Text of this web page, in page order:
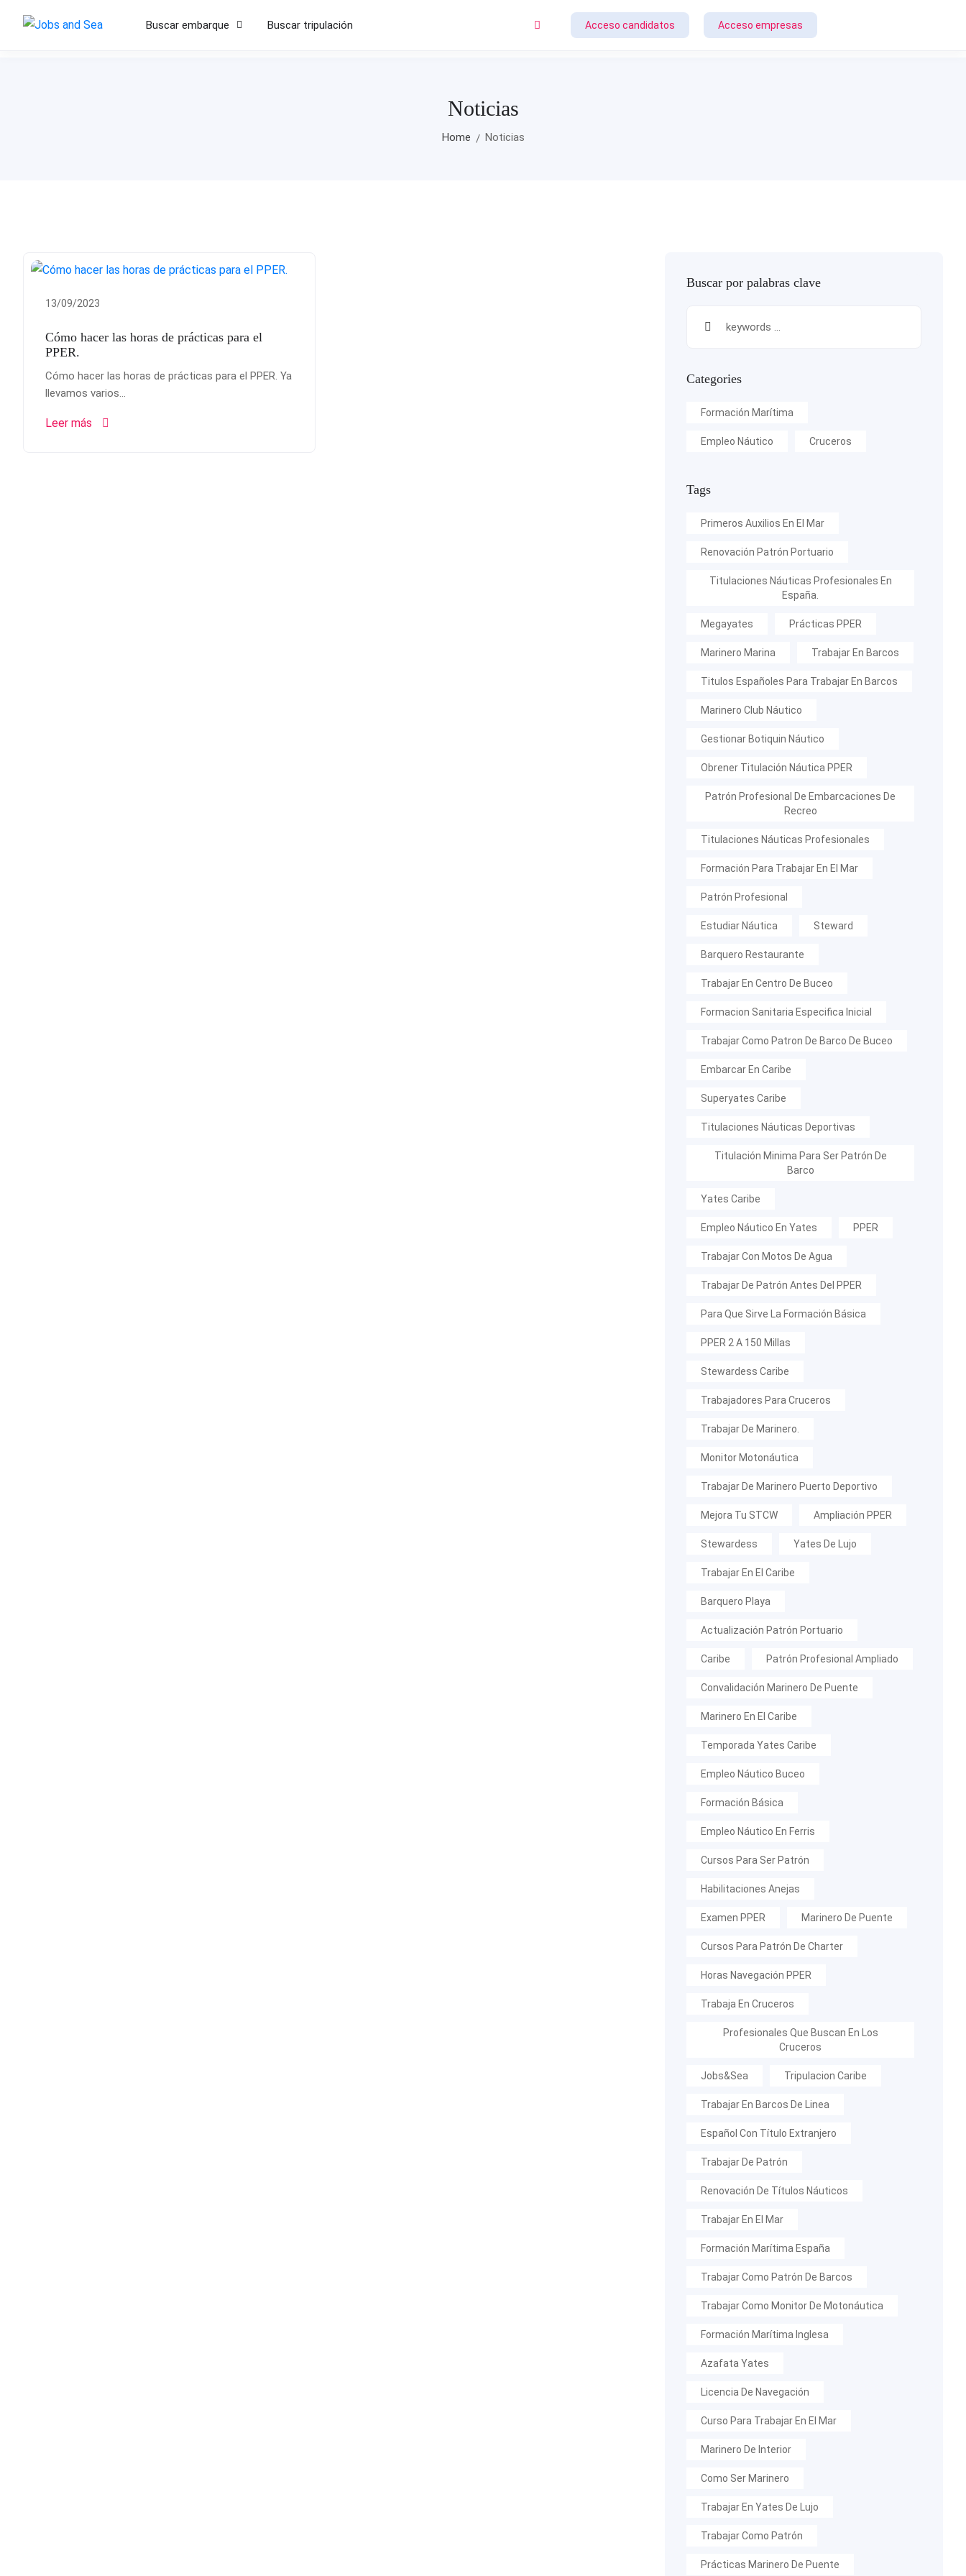
Buscar embarque Buscar tripulación Acceso candidatos Acceso empresas
Noticias
Home Noticias
13/09/2023
Cómo hacer las horas de prácticas para el
PPER.
Cómo hacer las horas de prácticas para el PPER. Ya
llevamos varios...
Leer más
Buscar por palabras clave
Categories
Formación Marítima
Empleo Náutico Cruceros
Tags
Primeros Auxilios En El Mar
Renovación Patrón Portuario
Titulaciones Náuticas Profesionales En
España.
Megayates Prácticas PPER
Marinero Marina Trabajar En Barcos
Titulos Españoles Para Trabajar En Barcos
Marinero Club Náutico
Gestionar Botiquin Náutico
Obrener Titulación Náutica PPER
Patrón Profesional De Embarcaciones De
Recreo
Titulaciones Náuticas Profesionales
Formación Para Trabajar En El Mar
Patrón Profesional
Estudiar Náutica Steward
Barquero Restaurante
Trabajar En Centro De Buceo
Formacion Sanitaria Especifica Inicial
Trabajar Como Patron De Barco De Buceo
Embarcar En Caribe
Superyates Caribe
Titulaciones Náuticas Deportivas
Titulación Minima Para Ser Patrón De
Barco
Yates Caribe
Empleo Náutico En Yates PPER
Trabajar Con Motos De Agua
Trabajar De Patrón Antes Del PPER
Para Que Sirve La Formación Básica
PPER 2 A 150 Millas
Stewardess Caribe
Trabajadores Para Cruceros
Trabajar De Marinero.
Monitor Motonáutica
Trabajar De Marinero Puerto Deportivo
Mejora Tu STCW Ampliación PPER
Stewardess Yates De Lujo
Trabajar En El Caribe
Barquero Playa
Actualización Patrón Portuario
Caribe Patrón Profesional Ampliado
Convalidación Marinero De Puente
Marinero En El Caribe
Temporada Yates Caribe
Empleo Náutico Buceo
Formación Básica
Empleo Náutico En Ferris
Cursos Para Ser Patrón
Habilitaciones Anejas
Examen PPER Marinero De Puente
Cursos Para Patrón De Charter
Horas Navegación PPER
Trabaja En Cruceros
Profesionales Que Buscan En Los
Cruceros
Jobs&Sea Tripulacion Caribe
Trabajar En Barcos De Linea
Español Con Título Extranjero
Trabajar De Patrón
Renovación De Títulos Náuticos
Trabajar En El Mar
Formación Marítima España
Trabajar Como Patrón De Barcos
Trabajar Como Monitor De Motonáutica
Formación Marítima Inglesa
Azafata Yates
Licencia De Navegación
Curso Para Trabajar En El Mar
Marinero De Interior
Como Ser Marinero
Trabajar En Yates De Lujo
Trabajar Como Patrón
Prácticas Marinero De Puente